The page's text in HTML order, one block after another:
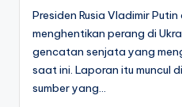
Presiden Rusia Vladimir
menghentikan perang di
gencatan senjata yang
saat ini. Laporan itu muncul
sumber yang…